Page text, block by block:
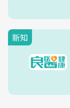
新知